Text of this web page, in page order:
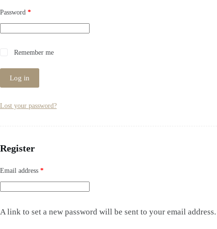
Password *Required
Remember me
Log in
Lost your password?
Register
Email address *Required
A link to set a new password will be sent to your email address.